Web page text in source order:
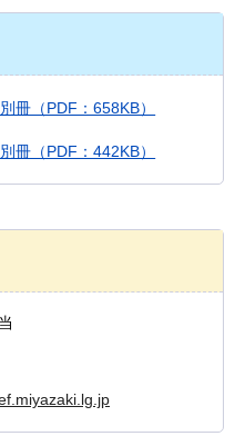
冊（PDF：658KB）
冊（PDF：442KB）